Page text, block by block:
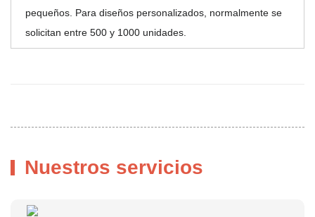
pequeños. Para diseños personalizados, normalmente se
solicitan entre 500 y 1000 unidades.
Nuestros servicios